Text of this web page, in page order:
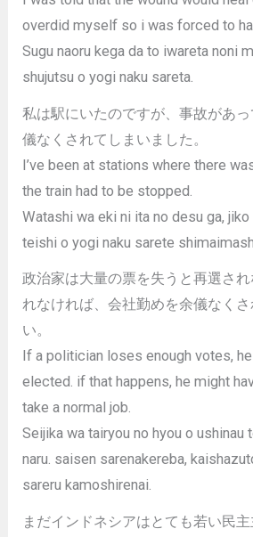
overdid myself so i was forced to
Sugu naoru kega da to iwareta noni
shujutsu o yogi naku sareta.
私は駅にいたのですが、事故があ
儀なくされてしまいました。
I’ve been at stations where there
the train had to be stopped.
Watashi wa eki ni ita no desu ga,
teishi o yogi naku sarete
政治家は大量の票を失うと再選さ
れなければ、会社勤めを余儀なく
い。
If a politician loses enough votes, he
elected. if that happens, he might
take a normal job.
Seijika wa tairyou no hyou o ushinau
naru. saisen sarenakereba,
sareru kamoshirenai.
まだインドネシアはとても若い民